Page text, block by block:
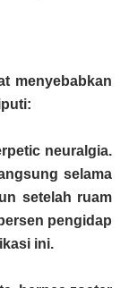
menyebabkan
neuralgia.
selama
setelah ruam
pengidap
ini.